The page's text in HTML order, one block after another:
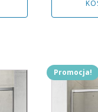
2207,00 zł.
Promocja!